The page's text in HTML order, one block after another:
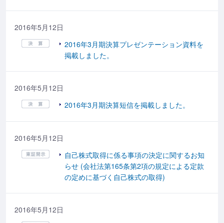
2016年5月12日
2016年3月期決算プレゼンテーション資料を
掲載しました。
2016年5月12日
2016年3月期決算短信を掲載しました。
2016年5月12日
自己株式取得に係る事項の決定に関するお知
らせ (会社法第165条第2項の規定による定款
の定めに基づく自己株式の取得)
2016年5月12日